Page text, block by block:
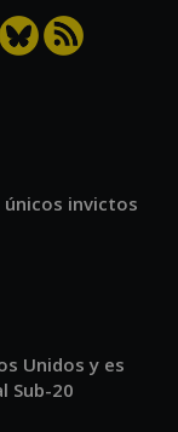
únicos invictos
Unidos y es
Sub-20